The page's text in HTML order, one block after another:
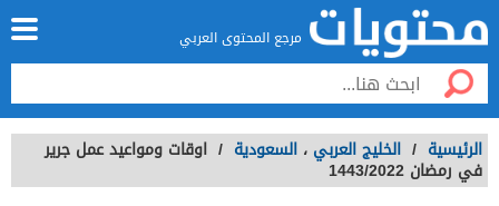
مرجع المحتوى العربي
الرئيسية / الخليج العربي ، السعودية / اوقات ومواعيد عمل جرير
في رمضان 1443/2022